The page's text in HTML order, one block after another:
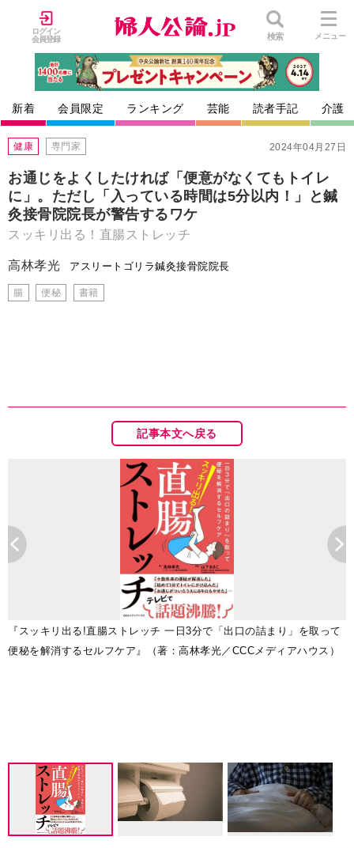
ログイン
会員登録
検索 メニュー
新着 会員限定 ランキング 芸能 読者手記 介護
2024年04月27日
健康 専門家
お通じをよくしたければ「便意がなくてもトイレ
に」。ただし「入っている時間は5分以内！」と鍼
灸接骨院院長が警告するワケ
スッキリ出る！直腸ストレッチ
高林孝光 アスリートゴリラ鍼灸接骨院院長
腸 便秘 書籍
記事本文へ戻る
『スッキリ出る!直腸ストレッチ 一日3分で「出口の詰まり」を取って
便秘を解消するセルフケア』（著：高林孝光／CCCメディアハウス）